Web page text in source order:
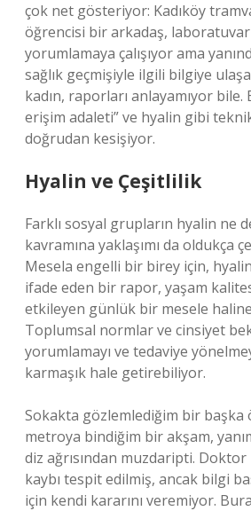
çok net gösteriyor: Kadıköy
öğrencisi bir arkadaş, laboratuvar
yorumlamaya çalışıyor ama
sağlık geçmişiyle ilgili bilgiye
kadın, raporları anlayamıyor bile.
erişim adaleti” ve hyalin gibi
doğrudan kesişiyor.
Hyalin ve Çeşitlilik
Farklı sosyal grupların hyalin ne
kavramına yaklaşımı da oldukça
Mesela engelli bir birey için, hyalin
ifade eden bir rapor, yaşam
etkileyen günlük bir mesele
Toplumsal normlar ve cinsiyet
yorumlamayı ve tedaviye
karmaşık hale getirebiliyor.
Sokakta gözlemlediğim bir başka
metroya bindiğim bir akşam,
diz ağrısından muzdaripti.
kaybı tespit edilmiş, ancak bilgi
için kendi kararını veremiyor.